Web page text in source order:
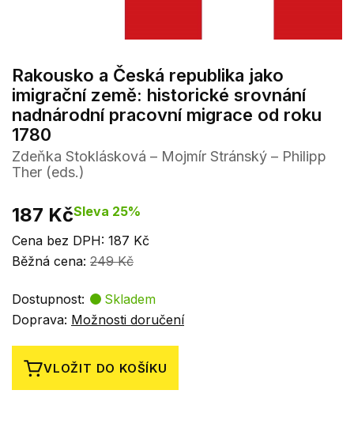
Rakousko a Česká republika jako
imigrační země: historické srovnání
nadnárodní pracovní migrace od roku
1780
Zdeňka Stoklásková – Mojmír Stránský – Philipp
Ther (eds.)
187 KčSleva 25%
Cena bez DPH: 187 Kč
Běžná cena: 249 Kč
Dostupnost:
Skladem
Doprava: Možnosti doručení
VLOŽIT DO KOŠÍKU